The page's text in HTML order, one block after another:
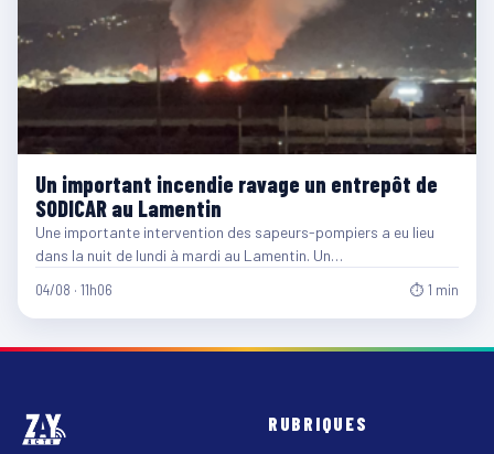
Un important incendie ravage un entrepôt de
SODICAR au Lamentin
Une importante intervention des sapeurs-pompiers a eu lieu
dans la nuit de lundi à mardi au Lamentin. Un…
04/08 · 11h06 ⏱ 1 min
RUBRIQUES